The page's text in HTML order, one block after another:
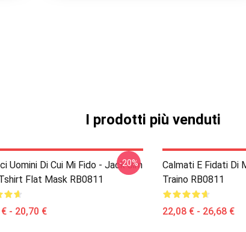
I prodotti più venduti
Uomini Di Cui Mi Fido - Jack Jim
Flat Mask RB0811
- 20,70 €
-20%
Calmati E Fidati Di
Traino RB0811
22,08 € - 26,68 €